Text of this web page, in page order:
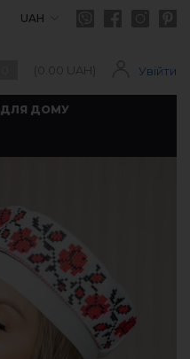
UAH
(0.00 UAH) Увійти
ДЛЯ ДОМУ